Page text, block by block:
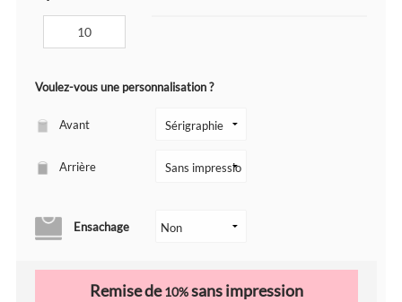
Voulez-vous une personnalisation ?
Avant
Arrière
Ensachage
Remise de10%sans impression